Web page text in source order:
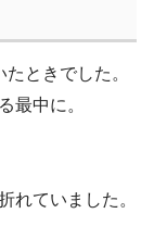
ときでした。
最中に。
れていました。